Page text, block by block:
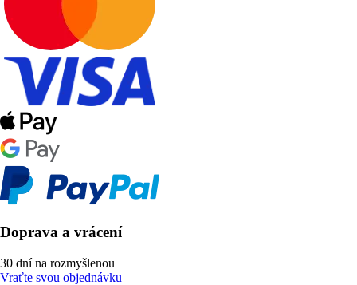
Doprava a vrácení
30 dní na rozmyšlenou
Vraťte svou objednávku